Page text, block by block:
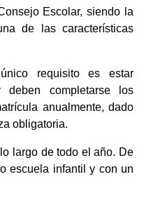
Escolar, siendo la
de las características
requisito es estar
deben completarse los
anualmente, dado
obligatoria.
largo de todo el año. De
escuela infantil y con un